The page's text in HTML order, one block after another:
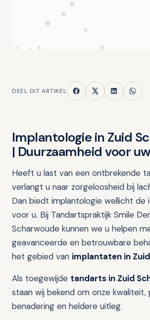
DEEL DIT ARTIKEL
Implantologie in Zuid
| Duurzaamheid voor
Heeft u last van een ontbrekende
verlangt u naar zorgeloosheid bij
Dan biedt implantologie wellicht de
voor u. Bij Tandartspraktijk Smile
Scharwoude kunnen we u helpen
geavanceerde en betrouwbare
het gebied van implantaten in
Als toegewijde tandarts in Zuid
staan wij bekend om onze kwaliteit,
benadering en heldere uitleg.